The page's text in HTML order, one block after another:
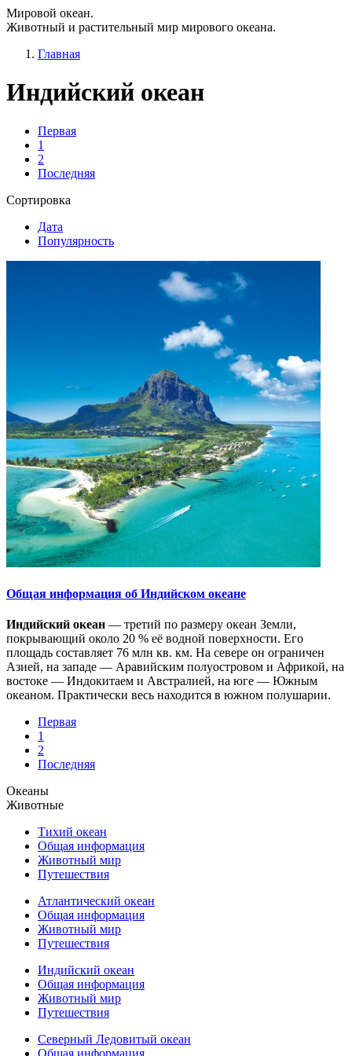
Мировой океан.
Животный и растительный мир мирового океана.
Главная
Индийский океан
Первая
1
2
Последняя
Сортировка
Дата
Популярность
Общая информация об Индийском океане
Индийский океан — третий по размеру океан Земли,
покрывающий около 20 % её водной поверхности. Его
площадь составляет 76 млн кв. км. На севере он ограничен
Азией, на западе — Аравийским полуостровом и Африкой, на
востоке — Индокитаем и Австралией, на юге — Южным
океаном. Практически весь находится в южном полушарии.
Первая
1
2
Последняя
Океаны
Животные
Тихий океан
Общая информация
Животный мир
Путешествия
Атлантический океан
Общая информация
Животный мир
Путешествия
Индийский океан
Общая информация
Животный мир
Путешествия
Северный Ледовитый океан